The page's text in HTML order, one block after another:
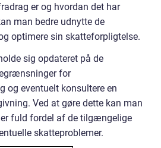
er og hvordan det har
man bedre udnytte de
optimere sin skatteforpligtelse.
sig opdateret på de
for
og eventuelt konsultere en
Ved at gøre dette kan man
fuld fordel af de tilgængelige
skatteproblemer.